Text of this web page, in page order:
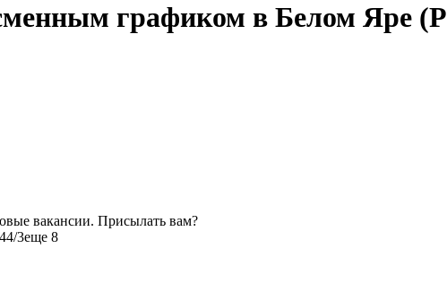
графиком в Белом Яре
вакансии. Присылать вам?
4/3еще 8